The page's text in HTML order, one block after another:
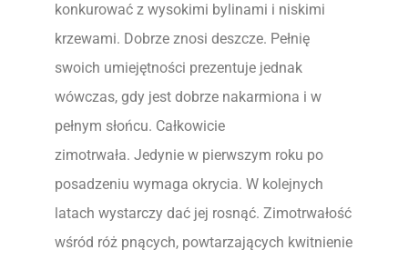
konkurować z wysokimi bylinami i niskimi
krzewami. Dobrze znosi deszcze. Pełnię
swoich umiejętności prezentuje jednak
wówczas, gdy jest dobrze nakarmiona i w
pełnym słońcu. Całkowicie
zimotrwała. Jedynie w pierwszym roku po
posadzeniu wymaga okrycia. W kolejnych
latach wystarczy dać jej rosnąć. Zimotrwałość
wśród róż pnących, powtarzających kwitnienie